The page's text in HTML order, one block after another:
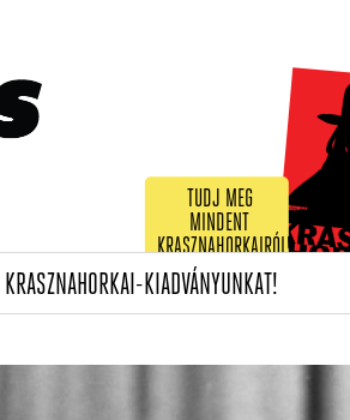
TUDJ MEG
MINDENT
KRASZNAHORKAIRÓL!
KIADVÁNYUNKAT!(CURRENT)